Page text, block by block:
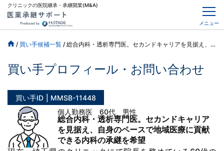
クリニックの医院継承・承継開業(M&A)
メニュー
/ 買い手候補一覧 / 総合内科・透析専門医。セカンドキャリアを見据え、自身のペースで地域医療に貢献できる内科の承継を希望
買い手プロフィール・お問い合わせ
買い手ID
MMSB-11448
個人勤務医 60代 男性
総合内科・透析専門医。セカンドキャリア
を見据え、自身のペースで地域医療に貢献
できる内科の承継を希望